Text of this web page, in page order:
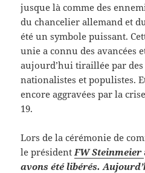
jusque là comme des
du chancelier allemand et
été un symbole puissant.
unie a connu des avancées
aujourd’hui tiraillée par
nationalistes et populistes.
encore aggravées par la
19.
Lors de la cérémonie de
le président FW Steinmeier
avons été libérés.